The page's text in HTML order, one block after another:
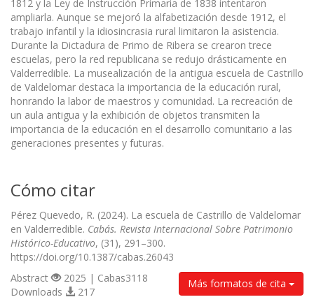
1812 y la Ley de Instrucción Primaria de 1838 intentaron
ampliarla. Aunque se mejoró la alfabetización desde 1912, el
trabajo infantil y la idiosincrasia rural limitaron la asistencia.
Durante la Dictadura de Primo de Ribera se crearon trece
escuelas, pero la red republicana se redujo drásticamente en
Valderredible. La musealización de la antigua escuela de Castrillo
de Valdelomar destaca la importancia de la educación rural,
honrando la labor de maestros y comunidad. La recreación de
un aula antigua y la exhibición de objetos transmiten la
importancia de la educación en el desarrollo comunitario a las
generaciones presentes y futuras.
Cómo citar
Pérez Quevedo, R. (2024). La escuela de Castrillo de Valdelomar
en Valderredible. Cabás. Revista Internacional Sobre Patrimonio
Histórico-Educativo, (31), 291–300.
https://doi.org/10.1387/cabas.26043
Más formatos de cita
Abstract
2025 | Cabas3118
Downloads
217